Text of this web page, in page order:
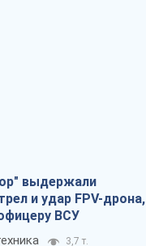
выдержали
и удар FPV-дрона,
ВСУ
3,7 т.